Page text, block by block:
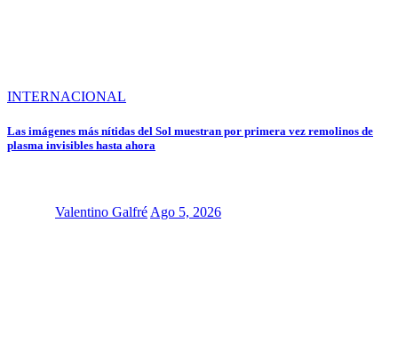
INTERNACIONAL
Las imágenes más nítidas del Sol muestran por primera vez remolinos de
plasma invisibles hasta ahora
Valentino Galfré Ago 5, 2026